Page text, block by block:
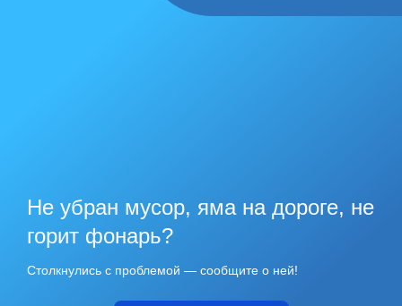
Не убран мусор, яма на дороге, не
горит фонарь?
Столкнулись с проблемой — сообщите о ней!